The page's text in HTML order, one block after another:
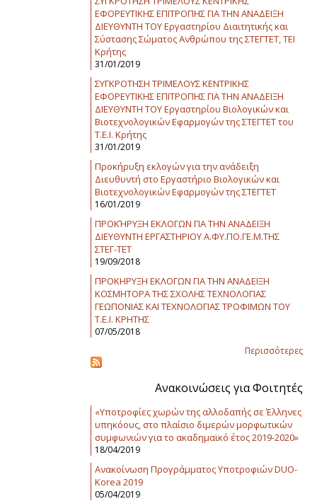
ΕΦΟΡΕΥΤΙΚΗΣ ΕΠΙΤΡΟΠΗΣ ΓΙΑ ΤΗΝ ΑΝΑΔΕΙΞΗ
ΔΙΕΥΘΥΝΤΗ ΤΟΥ Εργαστηρίου Διαιτητικής και
Σύστασης Σώματος Ανθρώπου της ΣΤΕΓΤΕΤ, ΤΕΙ
Κρήτης
31/01/2019
ΣΥΓΚΡΟΤΗΣΗ ΤΡΙΜΕΛΟΥΣ ΚΕΝΤΡΙΚΗΣ
ΕΦΟΡΕΥΤΙΚΗΣ ΕΠΙΤΡΟΠΗΣ ΓΙΑ ΤΗΝ ΑΝΑΔΕΙΞΗ
ΔΙΕΥΘΥΝΤΗ ΤΟΥ Εργαστηρίου Βιολογικών και
Βιοτεχνολογικών Εφαρμογών της ΣΤΕΓΤΕΤ του
Τ.Ε.Ι. Κρήτης
31/01/2019
Προκήρυξη εκλογών για την ανάδειξη
Διευθυντή στο Εργαστήριο Βιολογικών και
Βιοτεχνολογικών Εφαρμογών της ΣΤΕΓΤΕΤ
16/01/2019
ΠΡΟΚΉΡΥΞΗ ΕΚΛΟΓΩΝ ΓΙΑ ΤΗΝ ΑΝΑΔΕΙΞΗ
ΔΙΕΥΘΥΝΤΗ ΕΡΓΑΣΤΗΡΙΟΥ Α.ΦΥ.ΠΟ.ΓΕ.Μ.ΤΗΣ
ΣΤΕΓ-ΤΕΤ
19/09/2018
ΠΡΟΚΗΡΥΞΗ ΕΚΛΟΓΩΝ ΓΙΑ ΤΗΝ ΑΝΑΔΕΙΞΗ
ΚΟΣΜΗΤΟΡΑ ΤΗΣ ΣΧΟΛΗΣ ΤΕΧΝΟΛΟΓΙΑΣ
ΓΕΩΠΟΝΙΑΣ ΚΑΙ ΤΕΧΝΟΛΟΓΙΑΣ ΤΡΟΦΙΜΩΝ ΤΟΥ
Τ.Ε.Ι. ΚΡΗΤΗΣ
07/05/2018
Περισσότερες
Ανακοινώσεις για Φοιτητές
«Υποτροφίες χωρών της αλλοδαπής σε Έλληνες
υπηκόους, στο πλαίσιο διμερών μορφωτικών
συμφωνιών για το ακαδημαϊκό έτος 2019-2020»
18/04/2019
Ανακοίνωση Προγράμματος Υποτροφιών DUO-
Korea 2019
05/04/2019